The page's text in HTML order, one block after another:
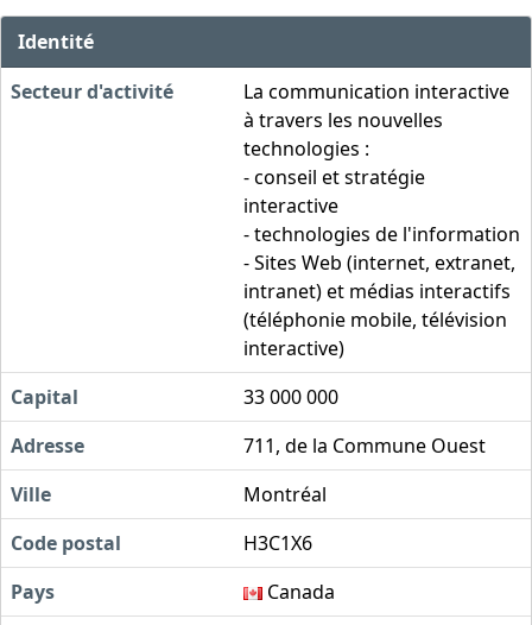
Identité
Secteur d'activité
La communication interactive
à travers les nouvelles
technologies :
- conseil et stratégie
interactive
- technologies de l'information
- Sites Web (internet, extranet,
intranet) et médias interactifs
(téléphonie mobile, télévision
interactive)
Capital
33 000 000
Adresse
711, de la Commune Ouest
Ville
Montréal
Code postal
H3C1X6
Pays
Canada